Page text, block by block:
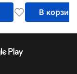
В корзину